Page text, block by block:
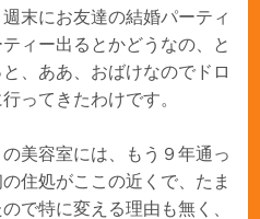
末にお友達の結婚パーティ
ィー出るとかどうなの、と
、ああ、おばけなのでドロ
ってきたわけです。
美容室には、もう９年通っ
住処がここの近くで、たま
で特に変える理由も無く、